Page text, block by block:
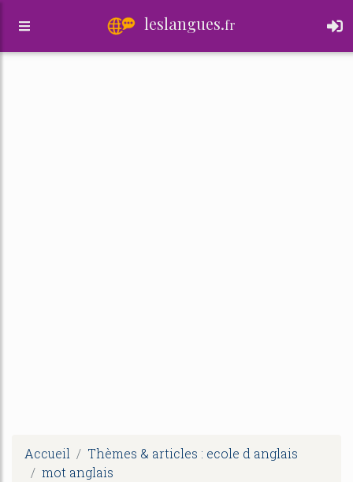
leslangues.fr
Accueil
Thèmes & articles : ecole d anglais
mot anglais